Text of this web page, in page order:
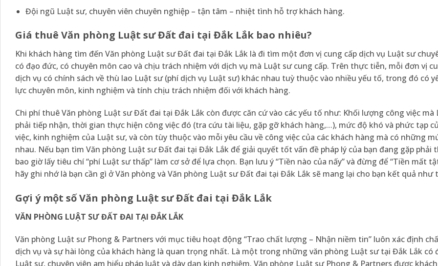
Đội ngũ Luật sư, chuyên viên chuyên nghiệp – tận tâm – nhiệt tình hỗ trợ khách hàng.
Giá thuê Văn phòng Luật sư Đất đai tại Đắk Lắk bao nhiêu?
Khi khách hàng tìm đến Văn phòng Luật sư Đất đai tại Đắk Lắk là đi tìm một đơn vị cung cấp dịch vụ Luật sư
có đạo đức, có chuyên môn cao và chịu trách nhiệm với dịch vụ mà Luật sư cung cấp. Trên thực tiễn, mỗi đơn vị
dịch vụ có chính sách về thù lao Luật sư (phí dịch vụ Luật sư) khác nhau tuỳ thuộc vào nhiều yếu tố, trong đó có
lực chuyên môn, kinh nghiệm và tính chịu trách nhiệm đối với khách hàng.
Chi phí thuê Văn phòng Luật sư Đất đai tại Đắk Lắk còn được căn cứ vào các yếu tố như: Khối lượng công việc mà
phải tiếp nhận, thời gian thực hiện công việc đó (tra cứu tài liệu, gặp gỡ khách hàng,…), mức độ khó và phức tạp
việc, kinh nghiệm của Luật sư, và còn tùy thuộc vào mỗi yêu cầu về công việc của các khách hàng mà có những
nhau. Nếu bạn tìm Văn phòng Luật sư Đất đai tại Đắk Lắk để giải quyết tốt vấn đề pháp lý của bạn đang gặp phải
bao giờ lấy tiêu chí “phí Luật sư thấp” làm cơ sở để lựa chọn. Bạn lưu ý “Tiền nào của nấy” và đừng để “Tiền mất
hãy ghi nhớ là bạn cần gì ở Văn phòng và Văn phòng Luật sư Đất đai tại Đắk Lắk sẽ mang lại cho bạn kết quả như
Gợi ý một số Văn phòng Luật sư Đất đai tại Đắk Lắk
VĂN PHÒNG LUẬT SƯ ĐẤT ĐAI TẠI ĐẮK LẮK
Văn phòng Luật sư Phong & Partners với mục tiêu hoạt động “Trao chất lượng – Nhận niềm tin” luôn xác định
dịch vụ và sự hài lòng của khách hàng là quan trọng nhất. Là một trong những văn phòng Luật sư tại Đắk Lắk có
Luật sư, chuyên viên am hiểu pháp luật và dày dạn kinh nghiệm. Văn phòng Luật sư Phong & Partners được